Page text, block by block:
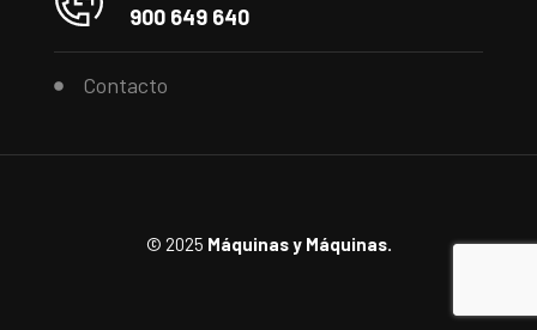
900 649 640
Contacto
© 2025 Máquinas y Máquinas.